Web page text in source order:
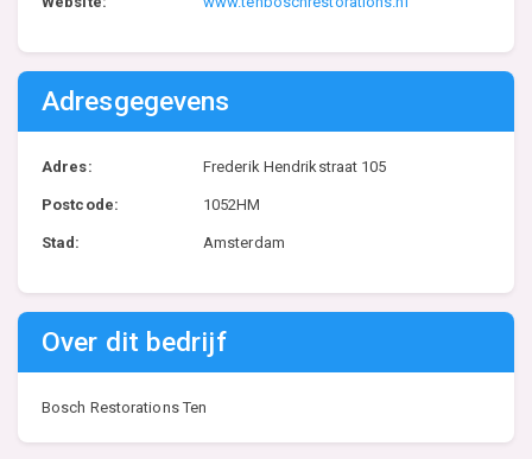
Adresgegevens
Adres: Frederik Hendrikstraat 105
Postcode: 1052HM
Stad: Amsterdam
Over dit bedrijf
Bosch Restorations Ten